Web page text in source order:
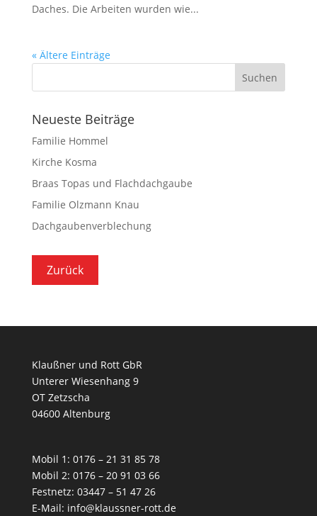
Daches. Die Arbeiten wurden wie...
« Ältere Einträge
Neueste Beiträge
Familie Hommel
Kirche Kosma
Braas Topas und Flachdachgaube
Familie Olzmann Knau
Dachgaubenverblechung
Klaußner und Rott GbR
Unterer Wiesenhang 9
OT Zetzscha
04600 Altenburg
Mobil 1: 0176 – 21 31 85 78
Mobil 2: 0176 – 20 91 03 66
Festnetz: 03447 – 51 47 26
E-Mail: info@klaussner-rott.de